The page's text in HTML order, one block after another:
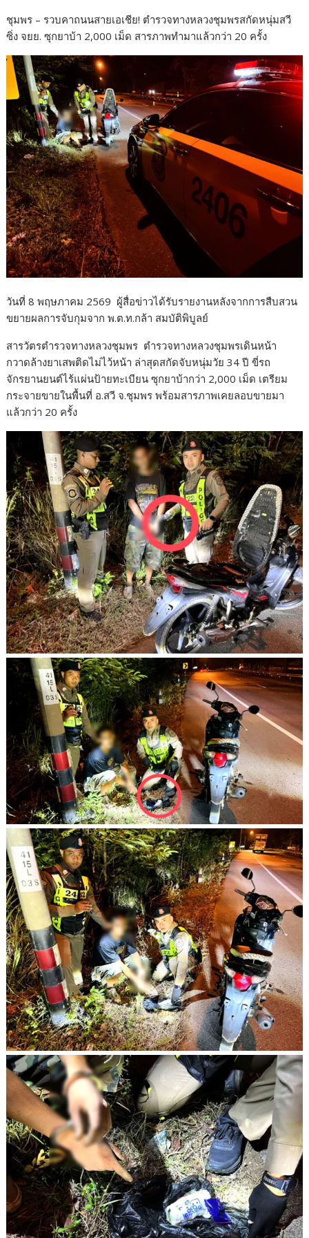
e
b
o
o
k
itt
er
e
h
ar
e
ชุมพร – รวบคาถนนสายเอเชีย! ตำรวจทางหลวงชุมพรสกัดหนุ่มสวี
ซิ่ง จยย. ซุกยาบ้า 2,000 เม็ด สารภาพทำมาแล้วกว่า 20 ครั้ง
วันที่ 8 พฤษภาคม 2569 ผู้สื่อข่าวได้รับรายงานหลังจากการสืบสวน
ขยายผลการจับกุมจาก พ.ต.ท.กล้า สมบัติพิบูลย์
สารวัตรตำรวจทางหลวงชุมพร ตำรวจทางหลวงชุมพรเดินหน้า
กวาดล้างยาเสพติดไม่ไว้หน้า ล่าสุดสกัดจับหนุ่มวัย 34 ปี ขี่รถ
จักรยานยนต์ไร้แผ่นป้ายทะเบียน ซุกยาบ้ากว่า 2,000 เม็ด เตรียม
กระจายขายในพื้นที่ อ.สวี จ.ชุมพร พร้อมสารภาพเคยลอบขายมา
แล้วกว่า 20 ครั้ง